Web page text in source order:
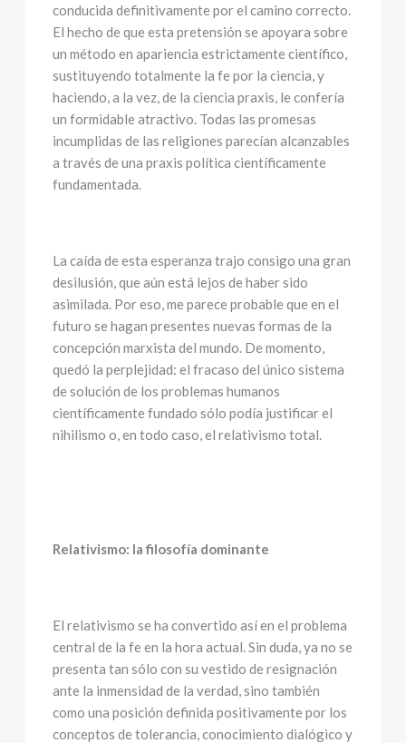
conducida definitivamente por el camino correcto.
El hecho de que esta pretensión se apoyara sobre
un método en apariencia estrictamente científico,
sustituyendo totalmente la fe por la ciencia, y
haciendo, a la vez, de la ciencia praxis, le confería
un formidable atractivo. Todas las promesas
incumplidas de las religiones parecían alcanzables
a través de una praxis política científicamente
fundamentada.
La caída de esta esperanza trajo consigo una gran
desilusión, que aún está lejos de haber sido
asimilada. Por eso, me parece probable que en el
futuro se hagan presentes nuevas formas de la
concepción marxista del mundo. De momento,
quedó la perplejidad: el fracaso del único sistema
de solución de los problemas humanos
científicamente fundado sólo podía justificar el
nihilismo o, en todo caso, el relativismo total.
Relativismo: la filosofía dominante
El relativismo se ha convertido así en el problema
central de la fe en la hora actual. Sin duda, ya no se
presenta tan sólo con su vestido de resignación
ante la inmensidad de la verdad, sino también
como una posición definida positivamente por los
conceptos de tolerancia, conocimiento dialógico y